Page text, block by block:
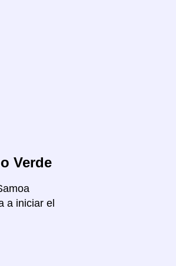
Verde
a iniciar el